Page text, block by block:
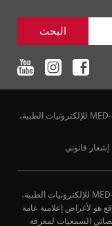
البحث
حقوق الطبع والنشر © لعام 2025 محفوظة لشركة MED-EL للإلكترونيات الطبية،
إشعار قانوني
حقوق الطبع والنشر © لعام2025 محفوظة لشركة MED-EL للإلكترونيات الطبية،
هو لأغراض إعلامية عامة
السمعيات لمعرفة